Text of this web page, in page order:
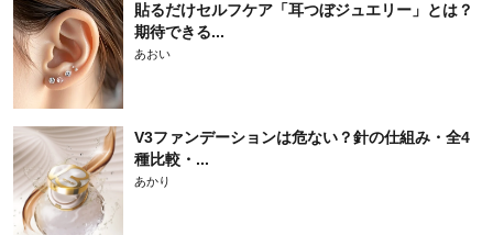
貼るだけセルフケア「耳つぼジュエリー」とは？
期待できる...
あおい
V3ファンデーションは危ない？針の仕組み・全4
種比較・...
あかり